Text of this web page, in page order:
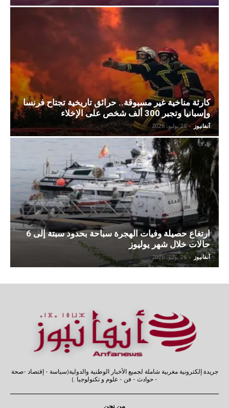
كارثة مناخية غير مسبوقة.. حرائق تاريخية تجتاح فرنسا
وإسبانيا وتجبر 300 ألف شخص على الإخلاء
آنفانيوز - 26 يوليو، 2026
ارتغاع حصيلة وفيات الهجرة سباحة بحدود سبتة إلى 6
حالات خلال شهر يوليوز
آنفانيوز - 26 يوليو، 2026
جريدة إلكترونية مغربية شاملة لجميع الأخبار الوطنية والدولية(سياسة - إقتصاد -صحة
- حوادث - فن - علوم و تكنولوجيا .)
من نحن